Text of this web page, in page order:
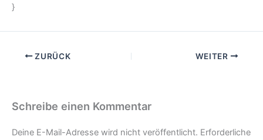
}
ZURÜCK WEITER
Schreibe einen Kommentar
Deine E-Mail-Adresse wird nicht veröffentlicht. Erforderliche